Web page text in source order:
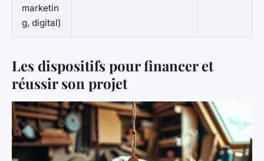
marketin
g, digital)
Les dispositifs pour financer et
réussir son projet